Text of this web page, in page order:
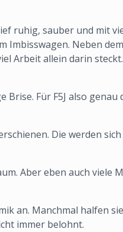
ruhig, sauber und mit
Imbisswagen. Neben
Arbeit allein darin
Für F5J also
Die werden
Aber eben auch viele
an. Manchmal halfen
immer belohnt.